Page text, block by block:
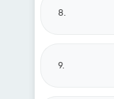
8.
9.